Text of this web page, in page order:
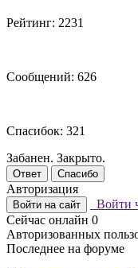
Рейтинг: 2231
Сообщений: 626
Спасибок: 321
Забанен. Закрыто.
Ответ Спасибо
Авторизация
Войти на сайт Войти
Сейчас онлайн 0
Авторизованных
Последнее на форуме